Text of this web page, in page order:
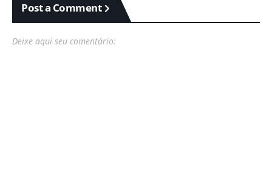
Post a Comment
Deixe aqui seu comentário: